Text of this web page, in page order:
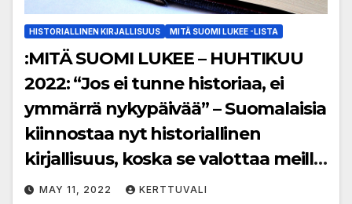
HISTORIALLINEN KIRJALLISUUS MITÄ SUOMI LUKEE -LISTA
:MITÄ SUOMI LUKEE – HUHTIKUU
2022: “Jos ei tunne historiaa, ei
ymmärrä nykypäivää” – Suomalaisia
kiinnostaa nyt historiallinen
kirjallisuus, koska se valottaa meille
keitä me olemme
MAY 11, 2022 KERTTUVALI